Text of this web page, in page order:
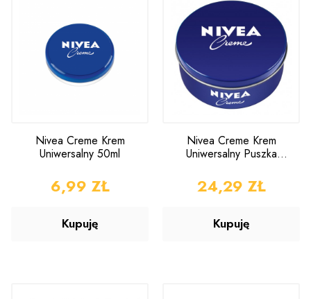
Nivea Creme Krem
Uniwersalny 50ml
CENA
6,99 ZŁ
Kupuję
Nivea Creme Krem
Uniwersalny Puszka
CENA
24,29 ZŁ
Kupuję